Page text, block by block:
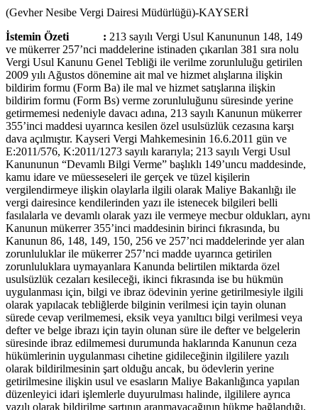
(Gevher Nesibe Vergi Dairesi Müdürlüğü)-KAYSERİ
İstemin Özeti : 213 sayılı Vergi Usul Kanununun 148, 149
ve mükerrer 257’nci maddelerine istinaden çıkarılan 381 sıra nolu
Vergi Usul Kanunu Genel Tebliği ile verilme zorunluluğu getirilen
2009 yılı Ağustos dönemine ait mal ve hizmet alışlarına ilişkin
bildirim formu (Form Ba) ile mal ve hizmet satışlarına ilişkin
bildirim formu (Form Bs) verme zorunluluğunu süresinde yerine
getirmemesi nedeniyle davacı adına, 213 sayılı Kanunun mükerrer
355’inci maddesi uyarınca kesilen özel usulsüzlük cezasına karşı
dava açılmıştır. Kayseri Vergi Mahkemesinin 16.6.2011 gün ve
E:2011/576, K:2011/1273 sayılı kararıyla; 213 sayılı Vergi Usul
Kanununun “Devamlı Bilgi Verme” başlıklı 149’uncu maddesinde,
kamu idare ve müesseseleri ile gerçek ve tüzel kişilerin
vergilendirmeye ilişkin olaylarla ilgili olarak Maliye Bakanlığı ile
vergi dairesince kendilerinden yazı ile istenecek bilgileri belli
fasılalarla ve devamlı olarak yazı ile vermeye mecbur oldukları, aynı
Kanunun mükerrer 355’inci maddesinin birinci fıkrasında, bu
Kanunun 86, 148, 149, 150, 256 ve 257’nci maddelerinde yer alan
zorunluluklar ile mükerrer 257’nci madde uyarınca getirilen
zorunluluklara uymayanlara Kanunda belirtilen miktarda özel
usulsüzlük cezaları kesileceği, ikinci fıkrasında ise bu hükmün
uygulanması için, bilgi ve ibraz ödevinin yerine getirilmesiyle ilgili
olarak yapılacak tebliğlerde bilginin verilmesi için tayin olunan
sürede cevap verilmemesi, eksik veya yanıltıcı bilgi verilmesi veya
defter ve belge ibrazı için tayin olunan süre ile defter ve belgelerin
süresinde ibraz edilmemesi durumunda haklarında Kanunun ceza
hükümlerinin uygulanması cihetine gidileceğinin ilgililere yazılı
olarak bildirilmesinin şart olduğu ancak, bu ödevlerin yerine
getirilmesine ilişkin usul ve esasların Maliye Bakanlığınca yapılan
düzenleyici idari işlemlerle duyurulması halinde, ilgililere ayrıca
yazılı olarak bildirilme şartının aranmayacağının hükme bağlandığı,